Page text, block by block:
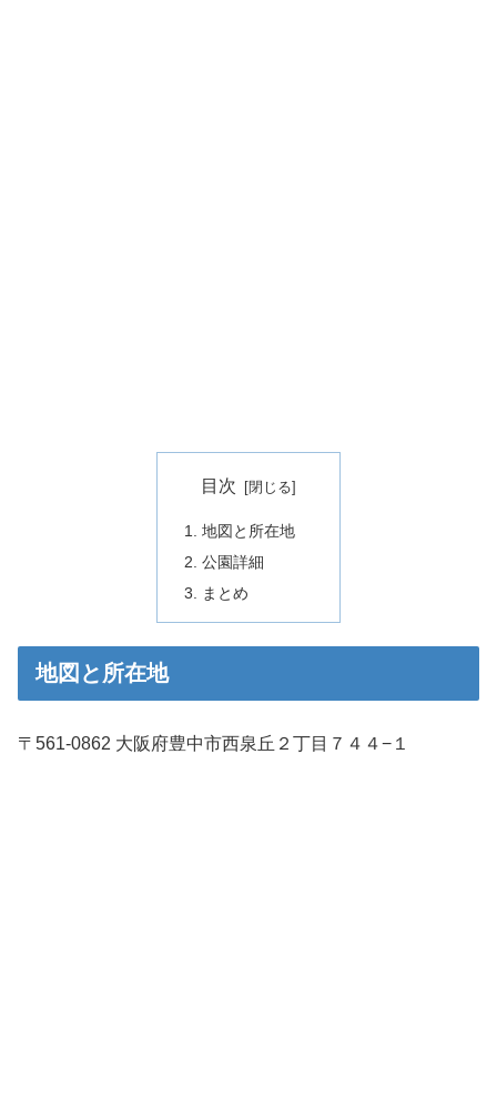
目次
地図と所在地
公園詳細
まとめ
地図と所在地
〒561-0862 大阪府豊中市西泉丘２丁目７４４−１